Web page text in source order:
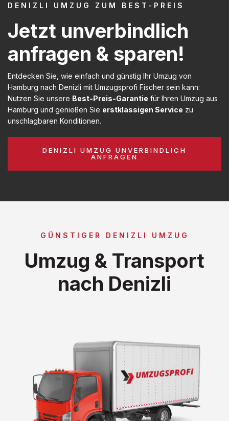
DENIZLI UMZUG ZUM BEST-PREIS
Jetzt unverbindlich
anfragen & sparen!
Entdecken Sie, wie einfach und günstig Ihr Umzug von
Hamburg nach Denizli mit Umzugsprofi Fischer sein kann:
Nutzen Sie unsere Best-Preis-Garantie für Ihren Umzug aus
Hamburg und genießen Sie erstklassigen Service zu
unschlagbaren Konditionen.
DENIZLI UMZUG UNVERBINDLICH
ANFRAGEN
GÜNSTIGER DENIZLI UMZUG
Umzug & Transport
nach Denizli